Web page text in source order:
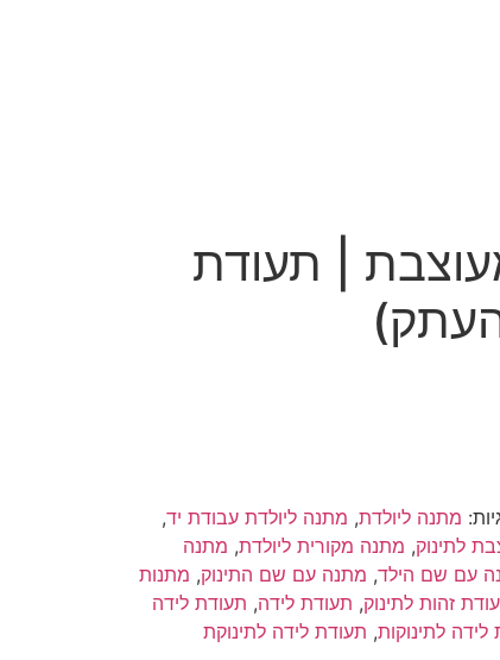
| תעודת
מתנה ליולדת, מתנה ליולדת עבודת יד,
לתינוק, מתנה מקורית ליולדת, מתנה
עם שם הילד, מתנה עם שם התינוק, מתנות
זהות לתינוק, תעודת לידה, תעודת לידה
לידה לתינוקות, תעודת לידה לתינוקת